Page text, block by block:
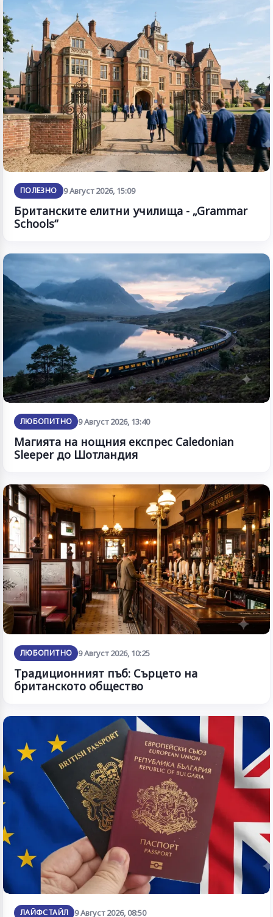
ПОЛЕЗНО 9 Август 2026, 15:09
Британските елитни училища - „Grammar
Schools“
ЛЮБОПИТНО 9 Август 2026, 13:40
Магията на нощния експрес Caledonian
Sleeper до Шотландия
ЛЮБОПИТНО 9 Август 2026, 10:25
Традиционният пъб: Сърцето на
британското общество
ЛАЙФСТАЙЛ 9 Август 2026, 08:50